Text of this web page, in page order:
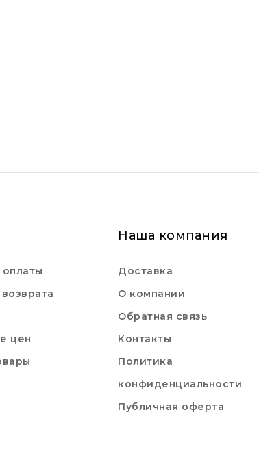
цен
Наша компания
Доставка
О компании
Обратная связь
Контакты
Политика
конфиденциальности
Публичная оферта